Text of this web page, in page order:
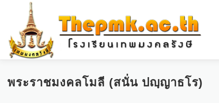
หน้าแรก เกี่ยวกับโรงเรียน บุคคลากร ITA ONLINE
พระราชมงคลโมลี (สนั่น ปญฺญาธโร)